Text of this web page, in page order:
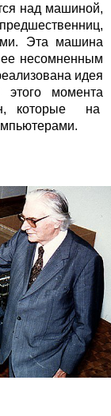
над машиной,
Эта машина
несомненным
идея
этого момента
которые на